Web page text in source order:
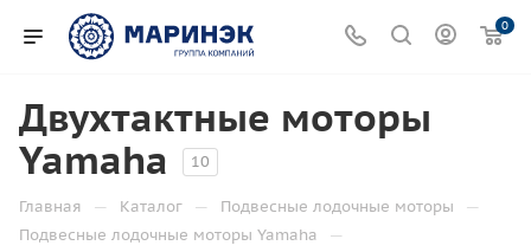
0
Двухтактные моторы
Yamaha
10
Главная — Каталог — Подвесные лодочные моторы —
Подвесные лодочные моторы Yamaha —